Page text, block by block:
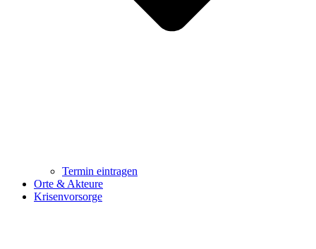
Termin eintragen
Orte & Akteure
Krisenvorsorge